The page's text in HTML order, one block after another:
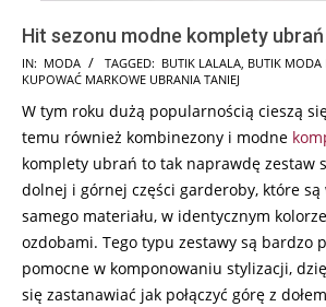
Hit sezonu modne komplety ubrań
2024-
09-
23
IN: MODA TAGGED: BUTIK LALALA, BUTIK MODA
KUPOWAĆ MARKOWE UBRANIA TANIEJ
W tym roku dużą popularnością cieszą
temu również kombinezony i modne
komplety ubrań to tak naprawdę zestaw
dolnej i górnej części garderoby, które są
samego materiału, w identycznym
ozdobami. Tego typu zestawy są bardzo
pomocne w komponowaniu stylizacji,
się zastanawiać jak połączyć górę z